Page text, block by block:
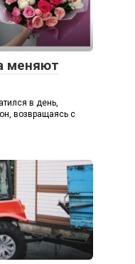
меняют
в день,
возвращаясь с